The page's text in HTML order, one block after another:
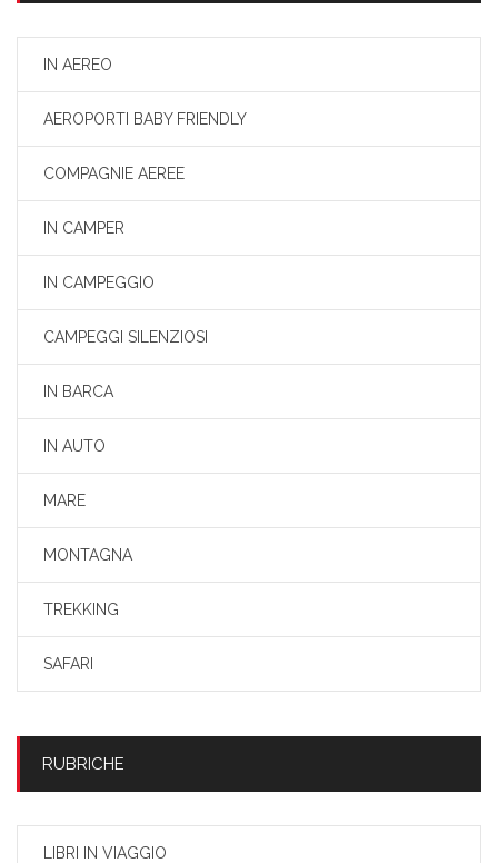
IN AEREO
AEROPORTI BABY FRIENDLY
COMPAGNIE AEREE
IN CAMPER
IN CAMPEGGIO
CAMPEGGI SILENZIOSI
IN BARCA
IN AUTO
MARE
MONTAGNA
TREKKING
SAFARI
RUBRICHE
LIBRI IN VIAGGIO